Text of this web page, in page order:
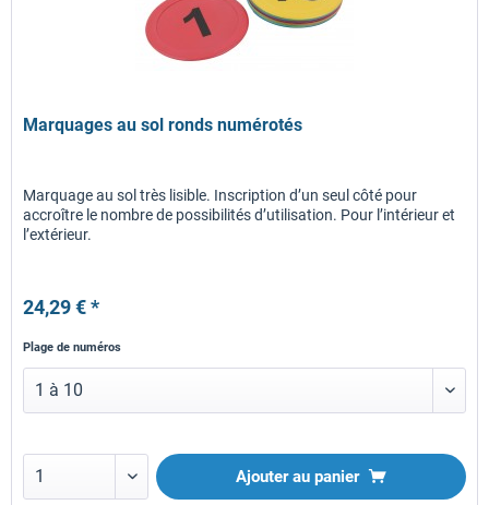
Marquages au sol ronds numérotés
Marquage au sol très lisible. Inscription d’un seul côté pour
accroître le nombre de possibilités d’utilisation. Pour l’intérieur et
l’extérieur.
24,29 € *
Plage de numéros
Ajouter au panier